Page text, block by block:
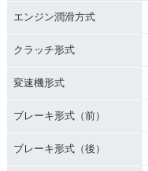
エンジン潤滑方式
クラッチ形式
変速機形式
ブレーキ形式（前）
ブレーキ形式（後）